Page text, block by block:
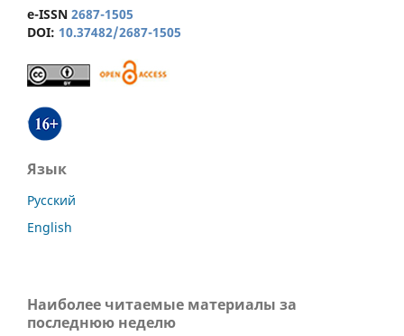
e-ISSN 2687-1505
DOI: 10.37482/2687-1505
Язык
Русский
English
Наиболее читаемые материалы за
последнюю неделю